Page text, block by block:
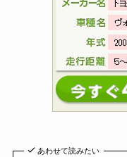
あわせて読みたい